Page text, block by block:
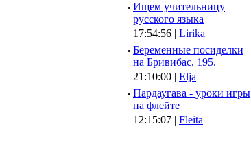
· Ищем учительницу
русского языка
17:54:56 | Lirika
· Беременные посиделки
на Бривибас, 195.
21:10:00 | Elja
· Пардаугава - уроки игры
на флейте
12:15:07 | Fleita